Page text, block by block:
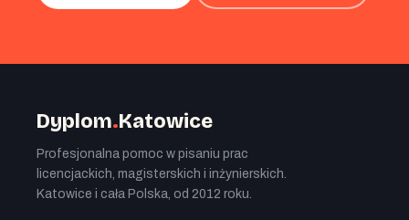
Dyplom.Katowice
Profesjonalna pomoc w pisaniu prac
licencjackich, magisterskich i inżynierskich.
Katowice i cała Polska, od 2012 roku.